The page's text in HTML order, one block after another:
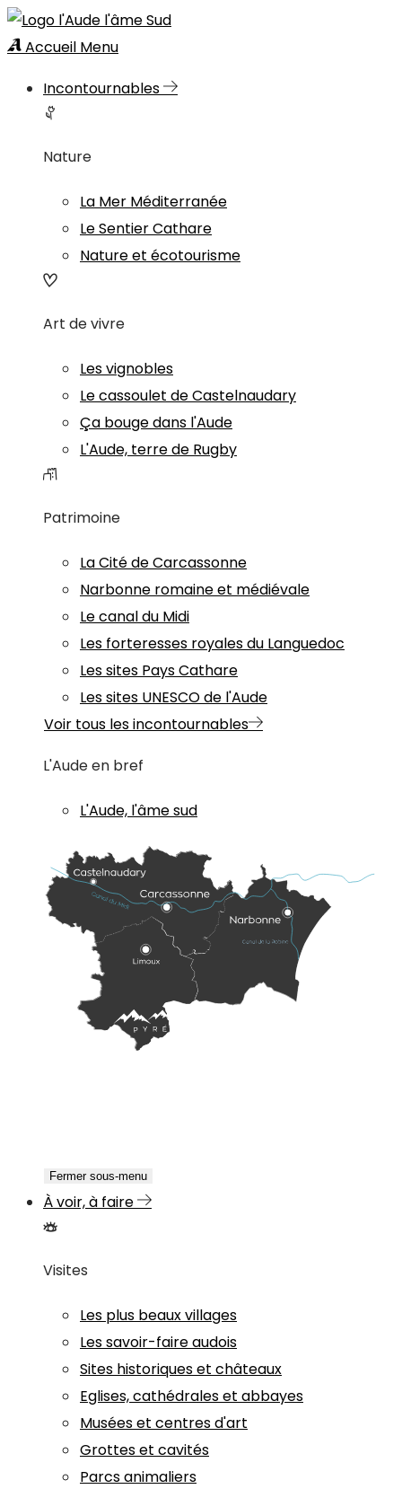
Accueil Menu
Incontournables
Nature
La Mer Méditerranée
Le Sentier Cathare
Nature et écotourisme
Art de vivre
Les vignobles
Le cassoulet de Castelnaudary
Ça bouge dans l'Aude
L'Aude, terre de Rugby
Patrimoine
La Cité de Carcassonne
Narbonne romaine et médiévale
Le canal du Midi
Les forteresses royales du Languedoc
Les sites Pays Cathare
Les sites UNESCO de l'Aude
Voir tous les incontournables
L'Aude en bref
L'Aude, l'âme sud
Fermer sous-menu
À voir, à faire
Visites
Les plus beaux villages
Les savoir-faire audois
Sites historiques et châteaux
Eglises, cathédrales et abbayes
Musées et centres d'art
Grottes et cavités
Parcs animaliers